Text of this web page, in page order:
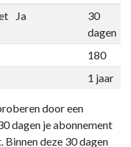
Ja
30
dagen
180
1 jaar
door een
dagen je abonnement
deze 30 dagen